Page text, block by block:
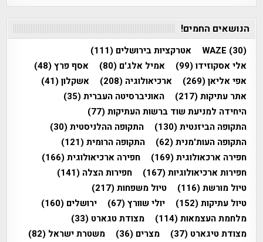
הנושאים החמים!
WAZE (30) אטרקציות בירושלים (111)
אלי אסקוזידו(99) אמיל אלג'ם (80) אסף פרץ(48)
אפי אליאן(269) ארכיאולוגיה (208) אשקלון(41)
אתר עתיקות(217) האוניברסיטה העברית(35)
היחידה למניעת שוד ברשות העתיקות(77)
התקופה הביזנטית(130) התקופה ההלניסטית(30)
התקופה העות'מנית(62) התקופה הרומית(121)
חפירה ארכאולוגית(169) חפירה ארכיאולוגית(166)
חפירות ארכיאולוגיות(167) חפירות הצלה (141)
טיול מורשת(116) טיול משפחות(217)
טיול עתיקות(152) יולי שוורץ(67) ירושלים (160)
מלחמת העצמאות(114) מצודת טגארט (33)
מצודת טיגארט (37) מצרים (36) משטרת ישראל (82)